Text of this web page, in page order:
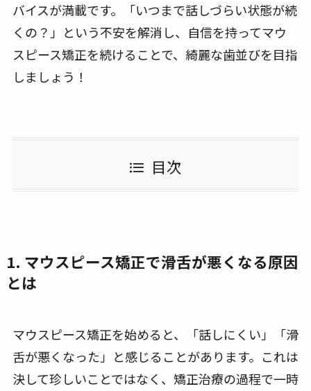
バイスが満載です。「いつまで話しづらい状態が続
くの？」という不安を解消し、自信を持ってマウ
スピース矯正を続けることで、綺麗な歯並びを目指
しましょう！
目次
1. マウスピース矯正で滑舌が悪くなる原因
とは
マウスピース矯正を始めると、「話しにくい」「滑
舌が悪くなった」と感じることがあります。これは
決して珍しいことではなく、矯正治療の過程で一時